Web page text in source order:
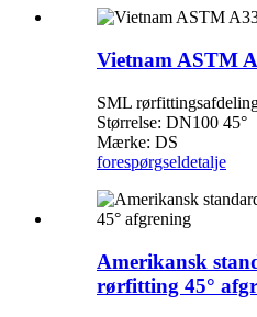
Vietnam ASTM
SML
Størrelse: DN100 45°
Mærke: DS
forespørgseldetalje
Amerikansk
rørfitting 45°